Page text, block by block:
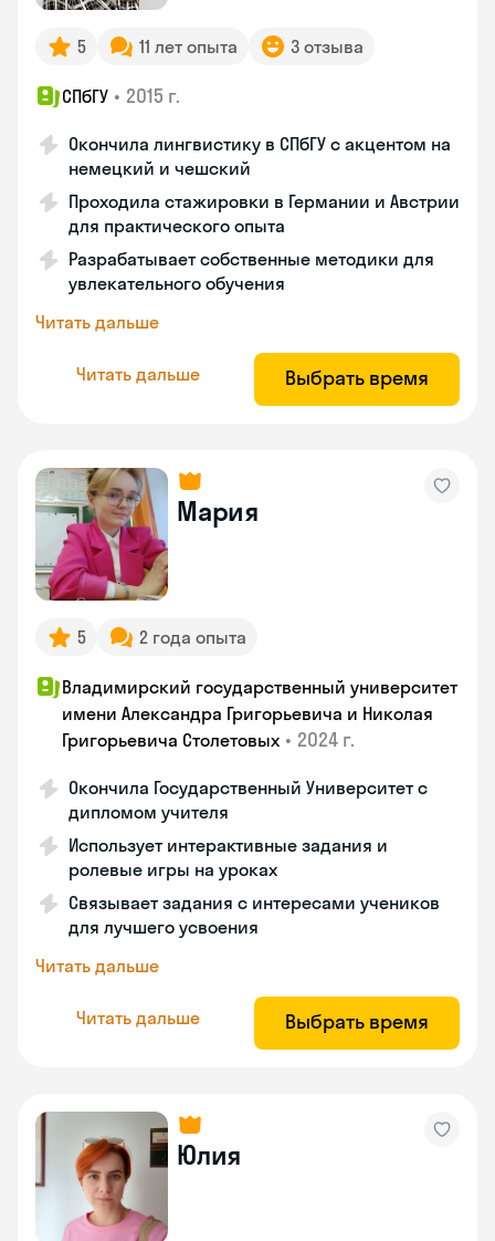
5 11 лет опыта 3 отзыва
СПбГУ • 2015 г.
Окончила лингвистику в СПбГУ с акцентом на
немецкий и чешский
Проходила стажировки в Германии и Австрии
для практического опыта
Разрабатывает собственные методики для
увлекательного обучения
Читать дальше
Читать дальше Выбрать время
Мария
5 2 года опыта
Владимирский государственный университет
имени Александра Григорьевича и Николая
Григорьевича Столетовых • 2024 г.
Окончила Государственный Университет с
дипломом учителя
Использует интерактивные задания и
ролевые игры на уроках
Связывает задания с интересами учеников
для лучшего усвоения
Читать дальше
Читать дальше Выбрать время
Юлия